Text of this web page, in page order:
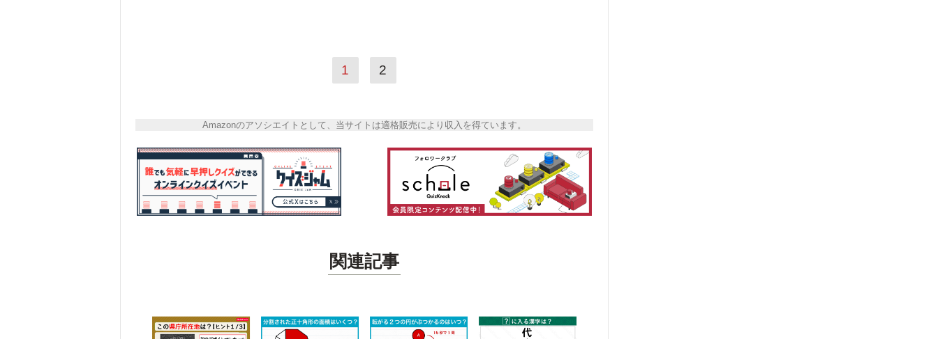
1 2
Amazonのアソシエイトとして、当サイトは適格販売により収入を得ています。
関連記事